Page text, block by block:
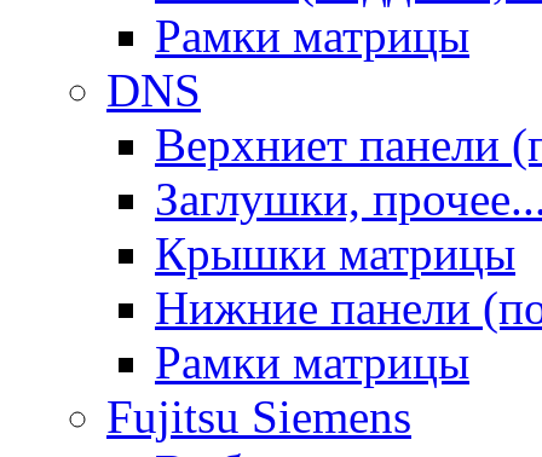
Рамки матрицы
DNS
Верхниет панели
Заглушки,
Крышки матрицы
Нижние панели
Рамки матрицы
Fujitsu Siemens